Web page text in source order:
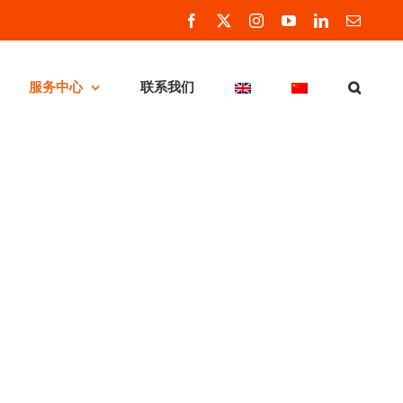
Facebook InstagramYouTubeLinkedInEmail
服务中心 联系我们